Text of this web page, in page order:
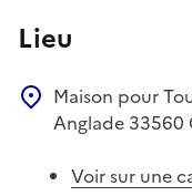
Lieu
Maison pour
Anglade 33560
Voir sur une